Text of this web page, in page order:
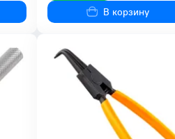
В корзину